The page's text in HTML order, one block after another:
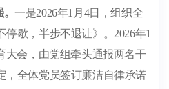
。一是2026年1 月 4日，组织全
歇，半步不退让》。 2026年1
大会，由党组牵头通报两名干
，全体党员签订廉洁自律承诺